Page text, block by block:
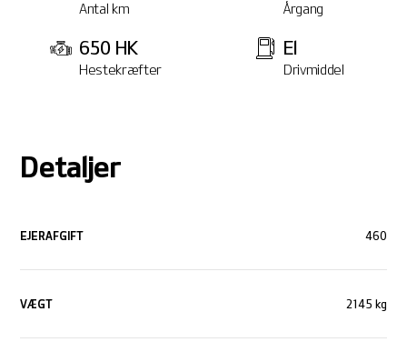
Antal km Årgang
650 HK
Hestekræfter
El
Drivmiddel
Detaljer
EJERAFGIFT 460
VÆGT 2145 kg